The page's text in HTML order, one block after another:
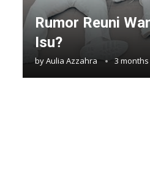
Rumor Reuni
Isu?
byAulia Azzahra 3